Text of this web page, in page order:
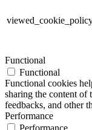
Functional
Functional
Functional cookies
sharing the content of
feedbacks, and other
Performance